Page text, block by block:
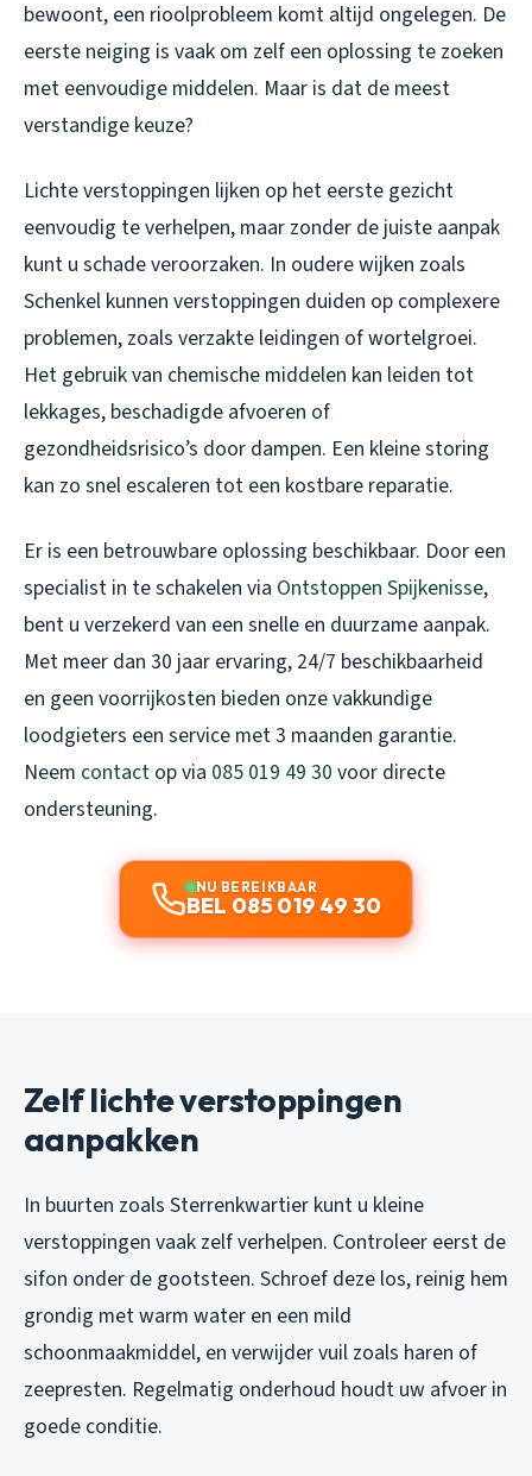
bewoont, een rioolprobleem komt altijd ongelegen. De
eerste neiging is vaak om zelf een oplossing te zoeken
met eenvoudige middelen. Maar is dat de meest
verstandige keuze?
Lichte verstoppingen lijken op het eerste gezicht
eenvoudig te verhelpen, maar zonder de juiste aanpak
kunt u schade veroorzaken. In oudere wijken zoals
Schenkel kunnen verstoppingen duiden op complexere
problemen, zoals verzakte leidingen of wortelgroei.
Het gebruik van chemische middelen kan leiden tot
lekkages, beschadigde afvoeren of
gezondheidsrisico’s door dampen. Een kleine storing
kan zo snel escaleren tot een kostbare reparatie.
Er is een betrouwbare oplossing beschikbaar. Door een
specialist in te schakelen via Ontstoppen Spijkenisse,
bent u verzekerd van een snelle en duurzame aanpak.
Met meer dan 30 jaar ervaring, 24/7 beschikbaarheid
en geen voorrijkosten bieden onze vakkundige
loodgieters een service met 3 maanden garantie.
Neem contact op via 085 019 49 30 voor directe
ondersteuning.
NU BEREIKBAAR
BEL 085 019 49 30
Zelf lichte verstoppingen
aanpakken
In buurten zoals Sterrenkwartier kunt u kleine
verstoppingen vaak zelf verhelpen. Controleer eerst de
sifon onder de gootsteen. Schroef deze los, reinig hem
grondig met warm water en een mild
schoonmaakmiddel, en verwijder vuil zoals haren of
zeepresten. Regelmatig onderhoud houdt uw afvoer in
goede conditie.